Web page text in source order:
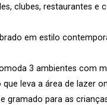
clubes, restaurantes e
em estilo
3 ambientes com
leva a área de lazer
gramado para as